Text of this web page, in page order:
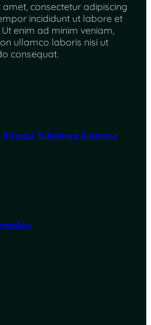
consectetur adipiscing
incididunt ut labore et
enim ad minim veniam,
ullamco laboris nisi ut
consequat.
Ritmini Yakalayan Kusursuz